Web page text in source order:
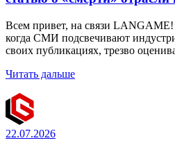
Всем привет, на связи
когда СМИ подсвечивают
своих публикациях, трезво
Читать дальше
22.07.2026